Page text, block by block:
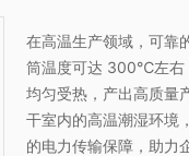
在高温生产领域，可靠
筒温度可达 300℃左右
均匀受热，产出高质量
干室内的高温潮湿环境
的电力传输保障，助力